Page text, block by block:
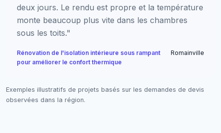
deux jours. Le rendu est propre et la température
monte beaucoup plus vite dans les chambres
sous les toits."
Rénovation de l'isolation intérieure sous rampant
pour améliorer le confort thermique
Romainville
Exemples illustratifs de projets basés sur les demandes de devis
observées dans la région.